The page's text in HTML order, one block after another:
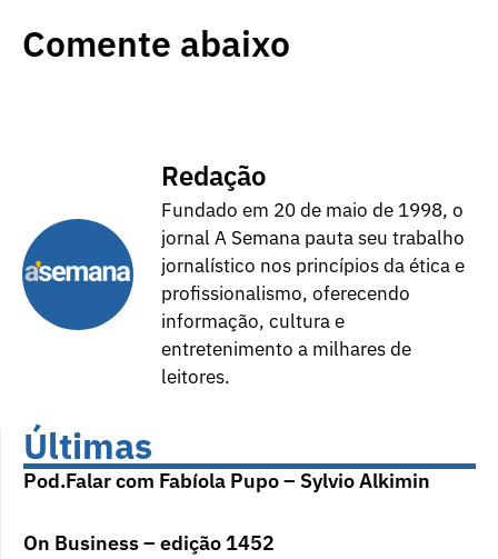
Comente abaixo
Redação
Fundado em 20 de maio de 1998, o
jornal A Semana pauta seu trabalho
jornalístico nos princípios da ética e
profissionalismo, oferecendo
informação, cultura e
entretenimento a milhares de
leitores.
Últimas
Pod.Falar com Fabíola Pupo – Sylvio Alkimin
On Business – edição 1452